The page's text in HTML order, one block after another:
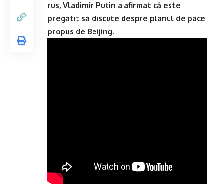
rus, Vladimir Putin a afirmat că este
pregătit să discute despre planul de pace
propus de Beijing.